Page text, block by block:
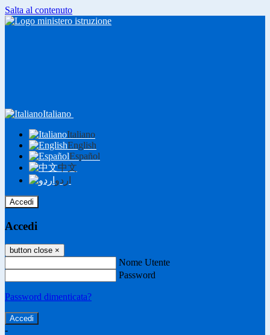
Salta al contenuto
Italiano
Italiano
English
Español
中文
اردو
Accedi
Accedi
button close ×
Nome Utente
Password
Password dimenticata?
-